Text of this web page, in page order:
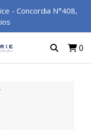
- Concordia N°408,
0